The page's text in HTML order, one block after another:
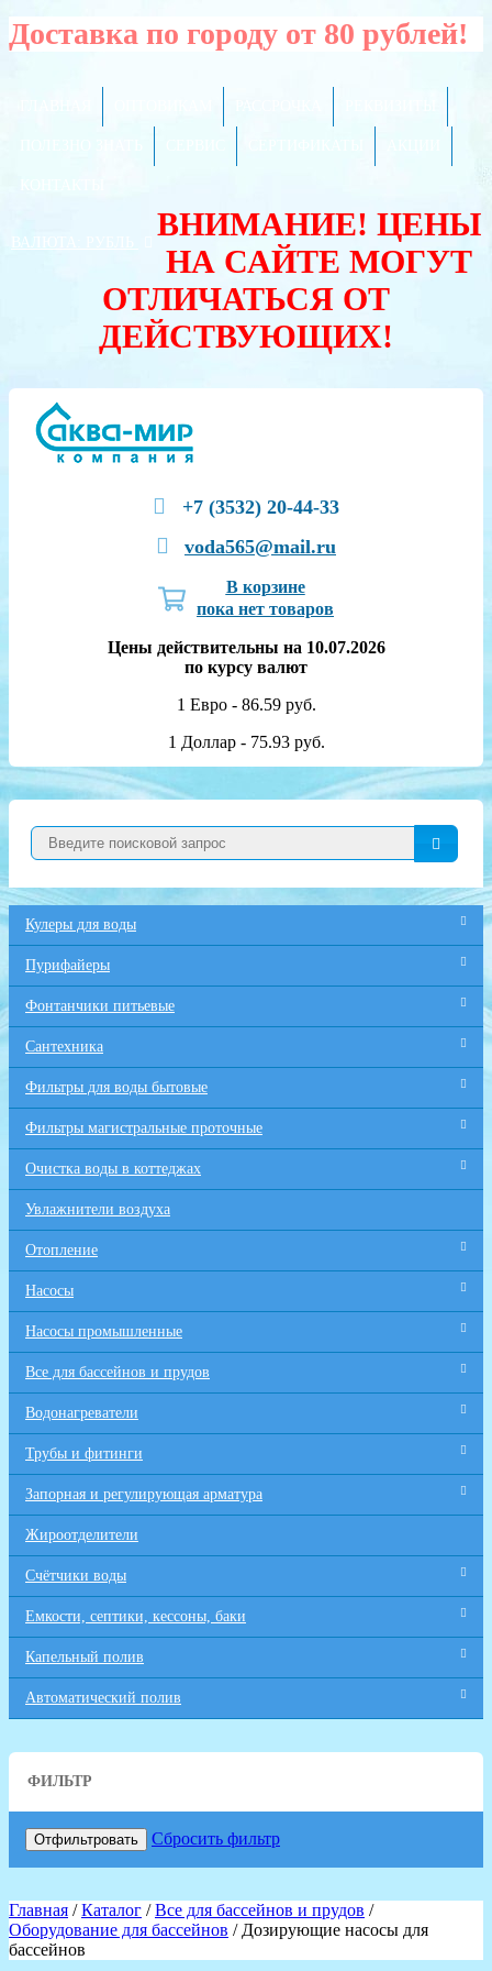
Доставка по городу от 80 рублей!
ВАЛЮТА:
ВНИМАНИЕ! ЦЕНЫ
НА САЙТЕ МОГУТ
ОТЛИЧАТЬСЯ ОТ
ДЕЙСТВУЮЩИХ!
+7 (3532) 20-44-33
voda565@mail.ru
В корзине
пока нет товаров
Цены действительны на 10.07.2026
по курсу валют
1 Евро - 86.59 руб.
1 Доллар - 75.93 руб.
Кулеры для воды
Пурифайеры
Фонтанчики питьевые
Сантехника
Фильтры для воды бытовые
Фильтры магистральные проточные
Очистка воды в коттеджах
Увлажнители воздуха
Отопление
Насосы
Насосы промышленные
Все для бaссейнов и прудов
Водонагреватели
Трубы и фитинги
Запорная и регулирующая арматура
Жироотделители
Счётчики воды
Емкости, септики, кессоны, баки
Капельный полив
Автоматический полив
ФИЛЬТР
Отфильтровать Сбросить фильтр
Главная /Каталог /Все для бaссейнов и прудов /
Оборудование для бассейнов / Дозирующие насосы для
бассейнов